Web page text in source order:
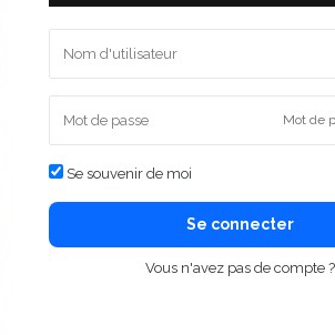
Mot de
Se souvenir de moi
Se connecter
Vous n'avez pas de compte ?